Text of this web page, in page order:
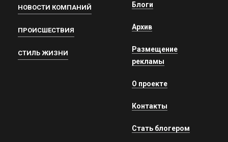
НОВОСТИ КОМПАНИЙ
ПРОИСШЕСТВИЯ
СТИЛЬ ЖИЗНИ
Блоги
Архив
Размещение
рекламы
О проекте
Контакты
Стать блогером